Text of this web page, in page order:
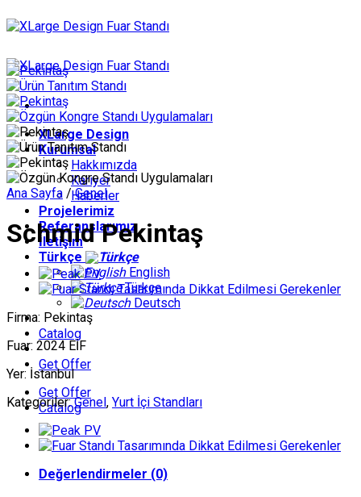
atla
XLarge Design
Kurumsal
Hakkımızda
Kariyer
Haberler
Projelerimiz
Referanslarımız
İletişim
Türkçe
English
Türkçe
Deutsch
Catalog
Get Offer
Get Offer
Catalog
Ana Sayfa / Genel
Schmid Pekintaş
Firma: Pekintaş
Fuar: 2024 EİF
Yer: İstanbul
Kategoriler:Genel, Yurt İçi Standları
Değerlendirmeler (0)